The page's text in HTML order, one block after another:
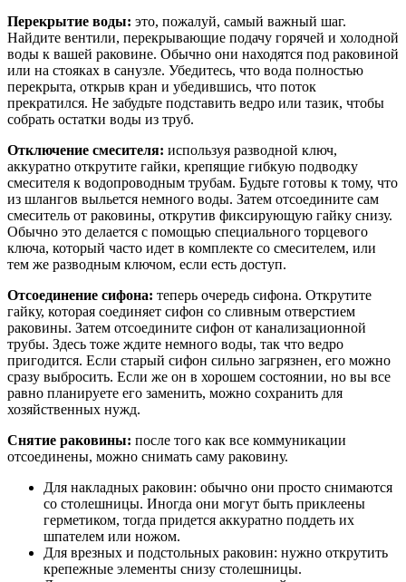
Перекрытие воды: это, пожалуй, самый важный шаг.
Найдите вентили, перекрывающие подачу горячей и холодной
воды к вашей раковине. Обычно они находятся под раковиной
или на стояках в санузле. Убедитесь, что вода полностью
перекрыта, открыв кран и убедившись, что поток
прекратился. Не забудьте подставить ведро или тазик, чтобы
собрать остатки воды из труб.
Отключение смесителя: используя разводной ключ,
аккуратно открутите гайки, крепящие гибкую подводку
смесителя к водопроводным трубам. Будьте готовы к тому, что
из шлангов выльется немного воды. Затем отсоедините сам
смеситель от раковины, открутив фиксирующую гайку снизу.
Обычно это делается с помощью специального торцевого
ключа, который часто идет в комплекте со смесителем, или
тем же разводным ключом, если есть доступ.
Отсоединение сифона: теперь очередь сифона. Открутите
гайку, которая соединяет сифон со сливным отверстием
раковины. Затем отсоедините сифон от канализационной
трубы. Здесь тоже ждите немного воды, так что ведро
пригодится. Если старый сифон сильно загрязнен, его можно
сразу выбросить. Если же он в хорошем состоянии, но вы все
равно планируете его заменить, можно сохранить для
хозяйственных нужд.
Снятие раковины: после того как все коммуникации
отсоединены, можно снимать саму раковину.
Для накладных раковин: обычно они просто снимаются
со столешницы. Иногда они могут быть приклеены
герметиком, тогда придется аккуратно поддеть их
шпателем или ножом.
Для врезных и подстольных раковин: нужно открутить
крепежные элементы снизу столешницы.